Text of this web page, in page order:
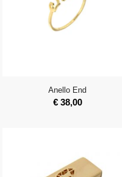
Anello End
€38,00